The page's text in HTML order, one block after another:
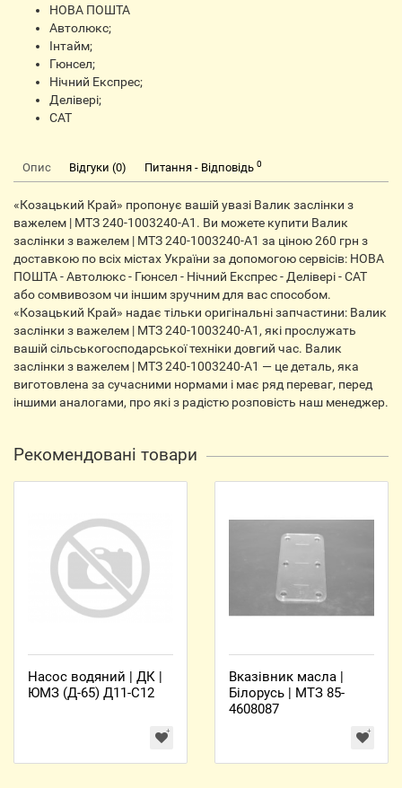
НОВА ПОШТА
Автолюкс;
Інтайм;
Гюнсел;
Нічний Експрес;
Делівері;
CАТ
Опис Відгуки (0) Питання - Відповідь 0
«Козацький Край» пропонує вашій увазі Валик заслінки з
важелем | МТЗ 240-1003240-А1. Ви можете купити Валик
заслінки з важелем | МТЗ 240-1003240-А1 за ціною 260 грн з
доставкою по всіх містах України за допомогою сервісів: НОВА
ПОШТА - Автолюкс - Гюнсел - Нічний Експрес - Делівері - CАТ
або сомвивозом чи іншим зручним для вас способом.
«Козацький Край» надає тільки оригінальні запчастини: Валик
заслінки з важелем | МТЗ 240-1003240-А1, які прослужать
вашій сільськогосподарської техніки довгий час. Валик
заслінки з важелем | МТЗ 240-1003240-А1 — це деталь, яка
виготовлена ​​за сучасними нормами і має ряд переваг, перед
іншими аналогами, про які з радістю розповість наш менеджер.
Рекомендовані товари
Насос водяний | ДК |
ЮМЗ (Д-65) Д11-С12
Вказівник масла |
Білорусь | МТЗ 85-
4608087